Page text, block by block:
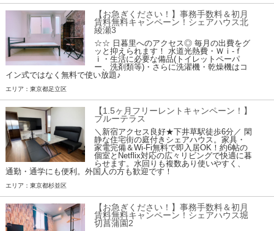
【お急ぎください！】事務手数料＆初月
賃料無料キャンペーン！シェアハウス北
綾瀬3
☆☆ 日暮里へのアクセス◎ 毎月の出費をグ
ッと抑えられます！ 水道光熱費・Ｗｉ-ｆ
ｉ・生活に必要な備品(トイレットペーパ
ー、洗剤類等)・さらに洗濯機・乾燥機はコ
イン式ではなく無料で使い放題♪
エリア：東京都足立区
【1.5ヶ月フリーレントキャンペーン！】
ブルーテラス
＼新宿アクセス良好★下井草駅徒歩6分／ 閑
静な住宅街の庭付きシェアハウス。家具・
家電完備＆Wi-Fi無料で即入居OK！約6帖の
個室とNetflix対応の広々リビングで快適に暮
らせます。水回りも複数あり使いやすく、
通勤・通学にも便利。外国人の方も歓迎です！
エリア：東京都杉並区
【お急ぎください！】事務手数料＆初月
賃料無料キャンペーン！シェアハウス堀
切菖蒲園2